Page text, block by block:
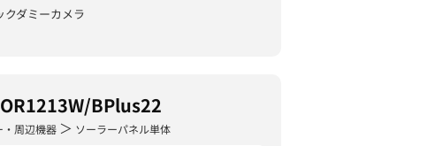
ダミーカメラ
BPlus22
・周辺機器 ＞ ソーラーパネル単体